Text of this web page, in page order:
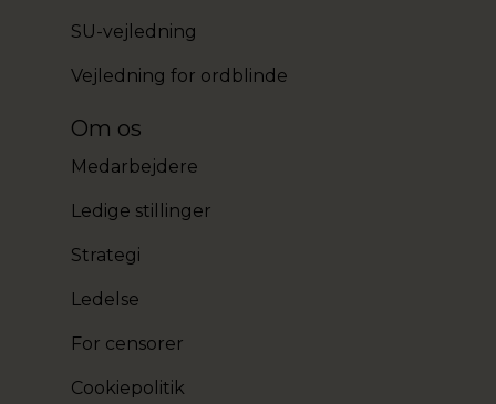
SU-vejledning
Vejledning for ordblinde
Om os
Medarbejdere
Ledige stillinger
Strategi
Ledelse
For censorer
Cookiepolitik